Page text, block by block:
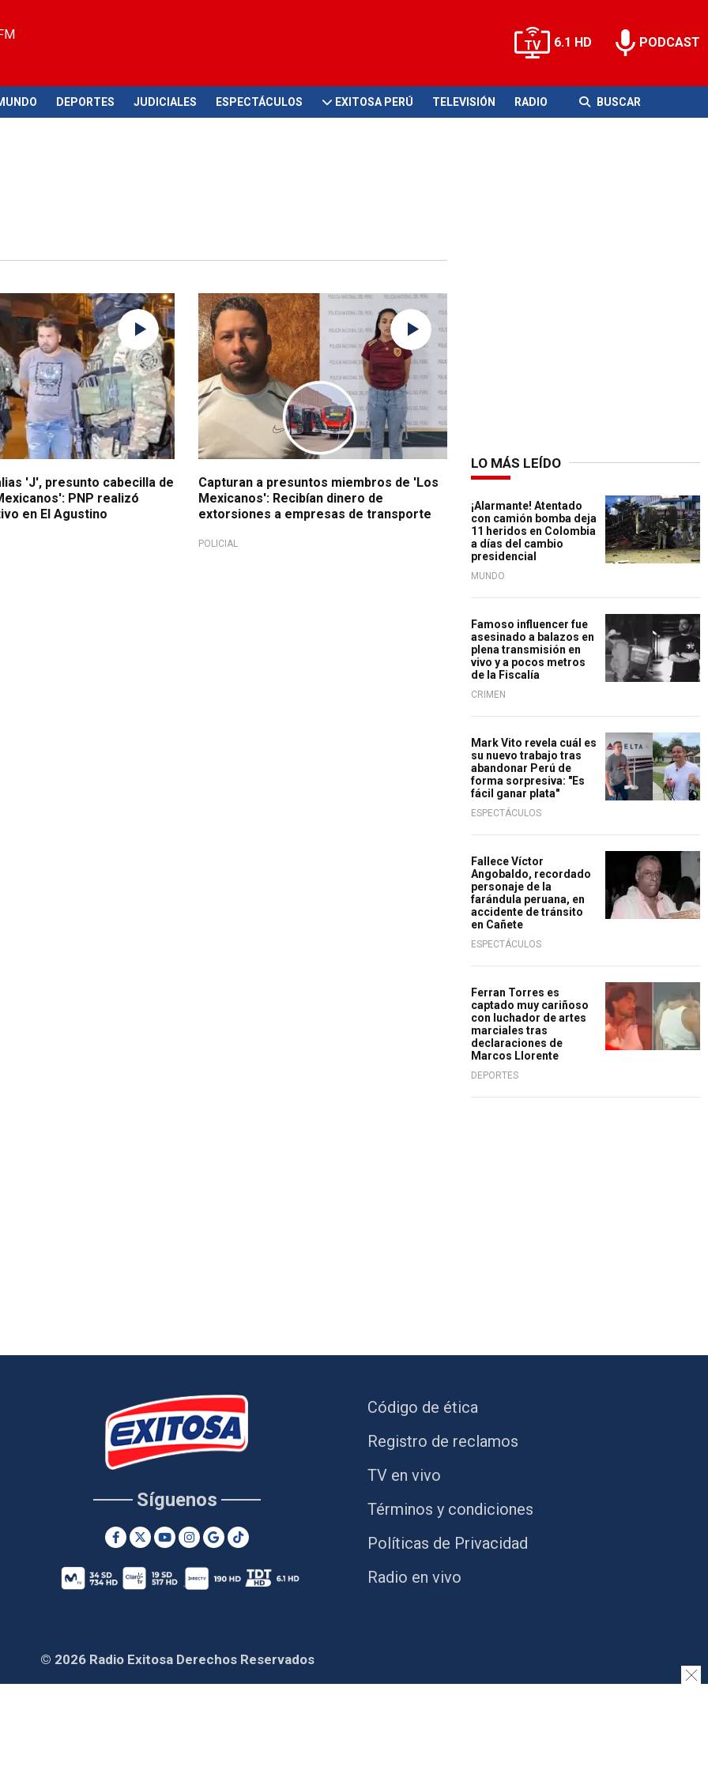
6.1 HD PODCAST
DEPORTES JUDICIALES ESPECTÁCULOS EXITOSA PERÚ TELEVISIÓN RADIO BUSCAR
de ley
'J', presunto cabecilla de
PNP realizó
en El Agustino
En el Callao
Capturan a presuntos miembros de 'Los
Mexicanos': Recibían dinero de
extorsiones a empresas de transporte
POLICIAL
LO MÁS LEÍDO
¡Alarmante! Atentado
con camión bomba deja
11 heridos en Colombia
a días del cambio
presidencial
MUNDO
Famoso influencer fue
asesinado a balazos en
plena transmisión en
vivo y a pocos metros
de la Fiscalía
CRIMEN
Mark Vito revela cuál es
su nuevo trabajo tras
abandonar Perú de
forma sorpresiva: "Es
fácil ganar plata"
ESPECTÁCULOS
Fallece Víctor
Angobaldo, recordado
personaje de la
farándula peruana, en
accidente de tránsito
en Cañete
ESPECTÁCULOS
Ferran Torres es
captado muy cariñoso
con luchador de artes
marciales tras
declaraciones de
Marcos Llorente
DEPORTES
Síguenos
Código de ética
Registro de reclamos
TV en vivo
Términos y condiciones
Políticas de Privacidad
Radio en vivo
© 2026 Radio Exitosa Derechos Reservados